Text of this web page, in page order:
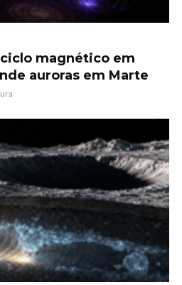
magnético em
auroras em Marte